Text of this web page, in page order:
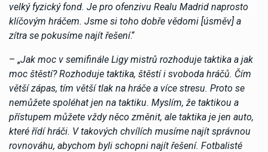
velký fyzický fond. Je pro ofenzivu Realu Madrid naprosto
klíčovým hráčem. Jsme si toho dobře vědomi [úsměv] a
zítra se pokusíme najít řešení.“
– „Jak moc v semifinále Ligy mistrů rozhoduje taktika a jak
moc štěstí? Rozhoduje taktika, štěstí i svoboda hráčů. Čím
větší zápas, tím větší tlak na hráče a více stresu. Proto se
nemůžete spoléhat jen na taktiku. Myslím, že taktikou a
přístupem můžete vždy něco změnit, ale taktika je jen auto,
které řídí hráči. V takových chvílích musíme najít správnou
rovnováhu, abychom byli schopni najít řešení. Fotbalisté